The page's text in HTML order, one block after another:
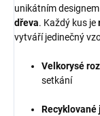
unikátním
dřeva. Každý kus je
vytváří jedinečný
Velkorysé
setkání